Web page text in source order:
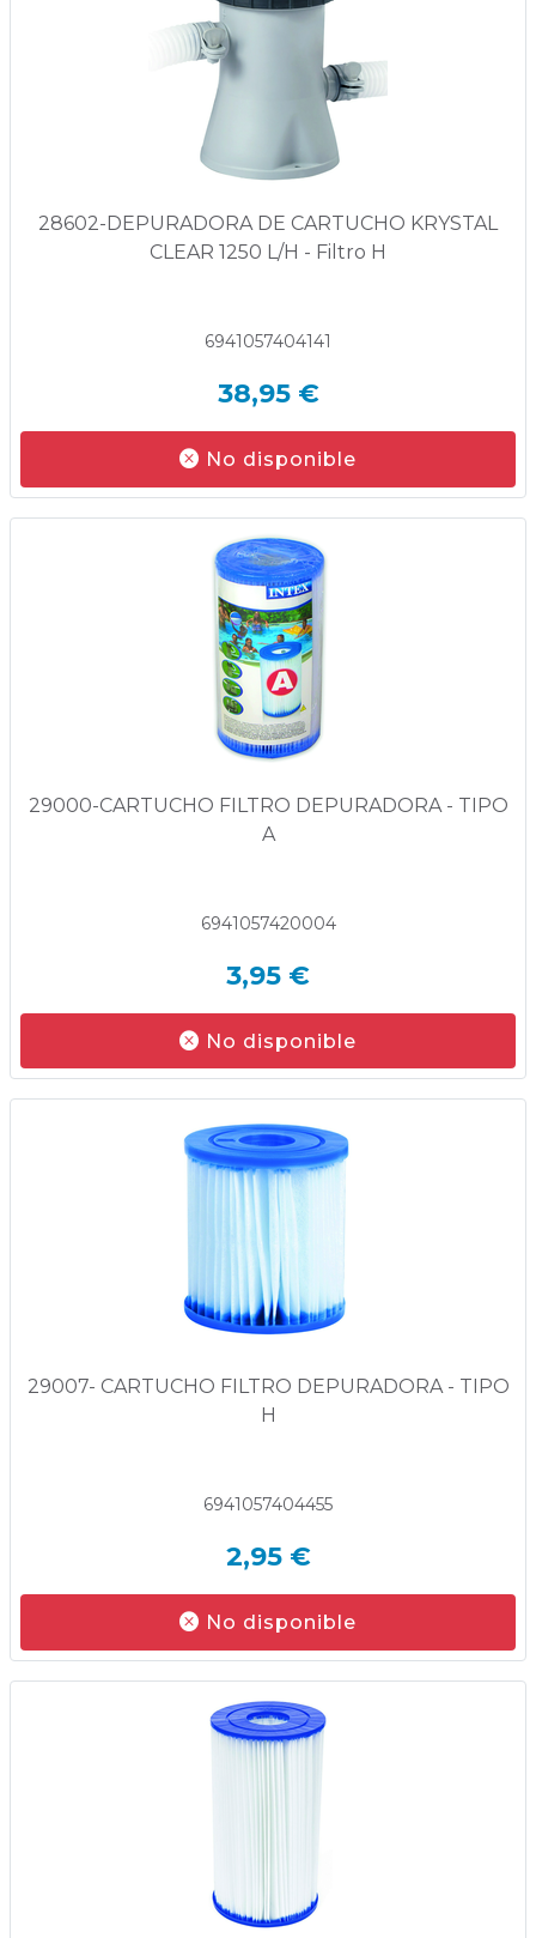
28602-DEPURADORA DE CARTUCHO KRYSTAL
CLEAR 1250 L/H - Filtro H
6941057404141
38,95 €
No disponible
29000-CARTUCHO FILTRO DEPURADORA - TIPO
A
6941057420004
3,95 €
No disponible
29007- CARTUCHO FILTRO DEPURADORA - TIPO
H
6941057404455
2,95 €
No disponible